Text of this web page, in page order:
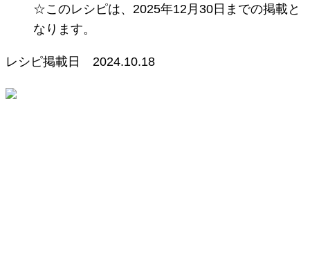
☆このレシピは、2025年12月30日までの掲載と
なります。
レシピ掲載日 2024.10.18